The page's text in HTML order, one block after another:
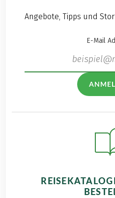
Angebote, Tipps und
E-Mail